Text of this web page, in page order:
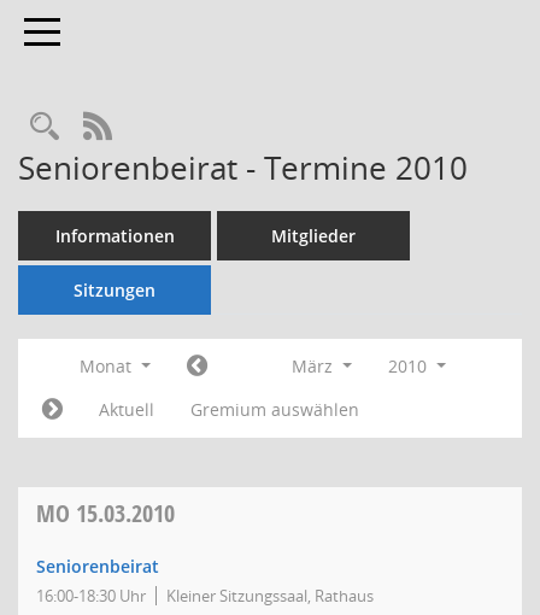
Toggle navigation
Rechercheauswahl
RSS-Feed
Seniorenbeirat - Termine 2010
Informationen Mitglieder
Sitzungen
Monat März
2010
Aktuell
Gremium auswählen
MO 15.03.2010
Seniorenbeirat
16:00-18:30 Uhr Kleiner Sitzungssaal, Rathaus